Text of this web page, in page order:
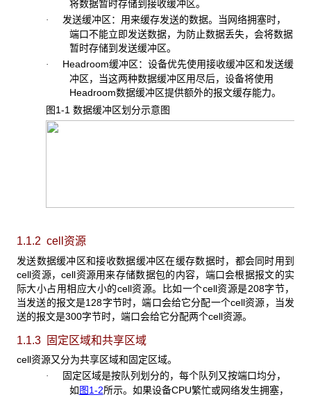
将数据暂时存储到接收缓冲区。
· 发送缓冲区：用来缓存发送的数据。当网络拥塞时，
端口不能立即发送数据，为防止数据丢失，会将数据
暂时存储到发送缓冲区。
· Headroom缓冲区：设备优先使用接收缓冲区和发送缓
冲区，当这两种数据缓冲区用尽后，设备将使用
Headroom数据缓冲区提供额外的报文缓存能力。
图1-1 数据缓冲区划分示意图
1.1.2 cell 资源
发送数据缓冲区和接收数据缓冲区在缓存数据时，都会同时用到
cell资源，cell资源用来存储数据包的内容，端口会根据报文的实
际大小占用相应大小的cell资源。比如一个cell资源是208字节，
当发送的报文是128字节时，端口会给它分配一个cell资源，当发
送的报文是300字节时，端口会给它分配两个cell资源。
1.1.3 固定区域和共享区域
cell资源又分为共享区域和固定区域。
· 固定区域是按队列划分的，每个队列又按端口均分，
如图1-2所示。如果设备CPU繁忙或网络发生拥塞，